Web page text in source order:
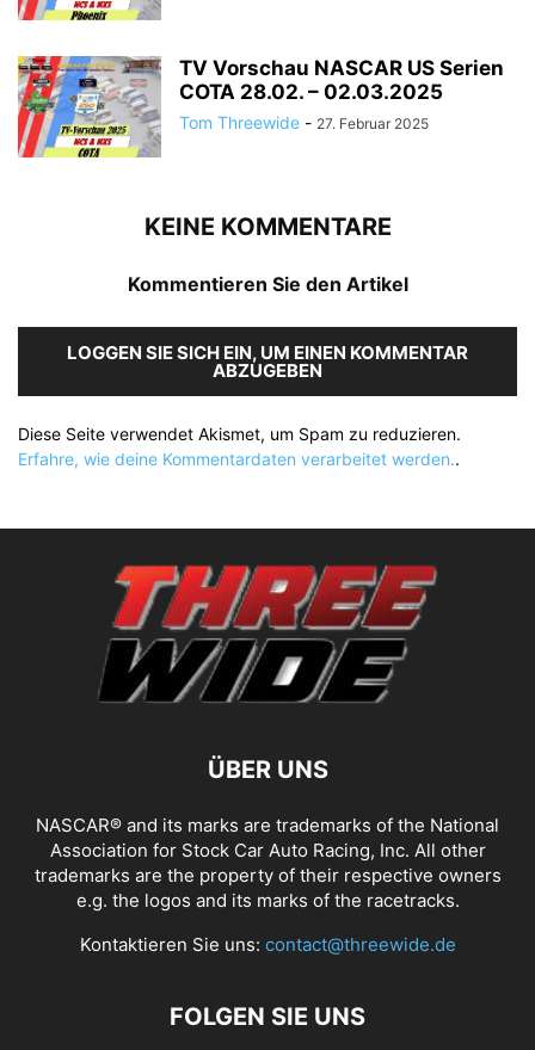
TV Vorschau NASCAR US Serien
COTA 28.02. – 02.03.2025
Tom Threewide - 27. Februar 2025
KEINE KOMMENTARE
Kommentieren Sie den Artikel
LOGGEN SIE SICH EIN, UM EINEN KOMMENTAR
ABZUGEBEN
Diese Seite verwendet Akismet, um Spam zu reduzieren.
Erfahre, wie deine Kommentardaten verarbeitet werden..
ÜBER UNS
NASCAR® and its marks are trademarks of the National
Association for Stock Car Auto Racing, Inc. All other
trademarks are the property of their respective owners
e.g. the logos and its marks of the racetracks.
Kontaktieren Sie uns: contact@threewide.de
FOLGEN SIE UNS